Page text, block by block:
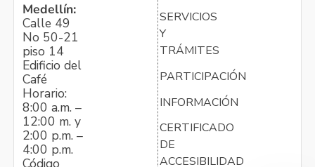
Medellín:
Calle 49
No 50-21
piso 14
Edificio del
Café
Horario:
8:00 a.m. –
12:00 m. y
2:00 p.m. –
4:00 p.m.
SERVICIOS
Y
TRÁMITES
PARTICIPACIÓN
INFORMACIÓN
CERTIFICADO
DE
ACCESIBILIDAD